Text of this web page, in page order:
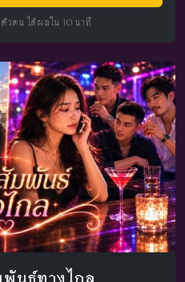
วตน ได้ผลใน 10 นาที